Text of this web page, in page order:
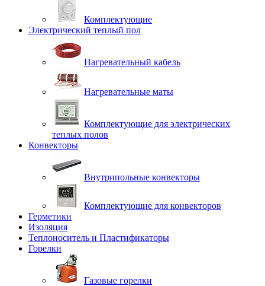
Комплектующие
Электрический теплый пол
Нагревательный кабель
Нагревательные маты
Комплектующие для электрических
теплых полов
Конвекторы
Внутрипольные конвекторы
Комплектующие для конвекторов
Герметики
Изоляция
Теплоноситель и Пластификаторы
Горелки
Газовые горелки